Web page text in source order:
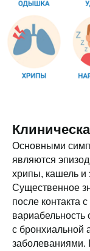
Основными
являются
хрипы, кашель и
Существенное
после контакта
вариабельность
с бронхиальной
заболеваниями.